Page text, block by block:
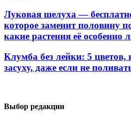
Луковая шелуха —
которое заменит половину
какие растения её особенно
Клумба без лейки: 5 цветов,
засуху, даже если не
Выбор редакции